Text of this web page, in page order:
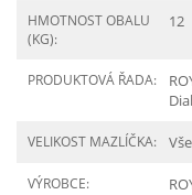
HMOTNOST OBALU
(KG):
12
PRODUKTOVÁ ŘADA:
VELIKOST MAZLÍČKA:
VÝROBCE: